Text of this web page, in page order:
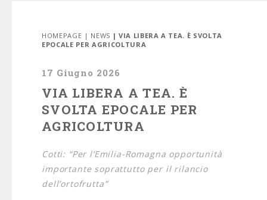
HOMEPAGE | NEWS | VIA LIBERA A TEA. È SVOLTA
EPOCALE PER AGRICOLTURA
17 Giugno 2026
VIA LIBERA A TEA. È
SVOLTA EPOCALE PER
AGRICOLTURA
Cotti: “Per l’Emilia-Romagna opportunità
importante soprattutto per il rilancio
dell’ortofrutta”